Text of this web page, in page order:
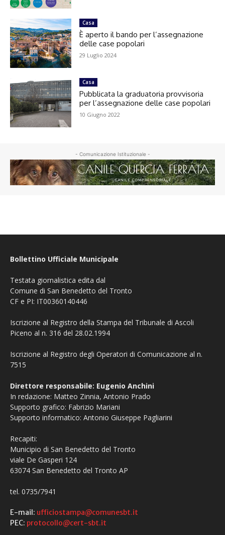
Casa
È aperto il bando per l’assegnazione
delle case popolari
29 Luglio 2024
Casa
Pubblicata la graduatoria provvisoria
per l’assegnazione delle case popolari
10 Giugno 2022
- Comunicazione Istituzionale -
Bollettino Ufficiale Municipale
Testata giornalistica edita dal
Comune di San Benedetto del Tronto
CF e PI: IT00360140446
Iscrizione al Registro della Stampa del Tribunale di Ascoli
Piceno al n. 316 del 28.02.1994
Iscrizione al Registro degli Operatori di Comunicazione al n.
7515
Direttore responsabile: Eugenio Anchini
In redazione: Matteo Zinnia, Antonio Prado
Supporto grafico: Fabrizio Mariani
Supporto informatico: Antonio Giuseppe Pagliarini
Recapiti:
Municipio di San Benedetto del Tronto
viale De Gasperi 124
63074 San Benedetto del Tronto AP
tel. 0735/7941
E-mail: ufficiostampa@comunesbt.it
PEC: protocollo@cert-sbt.it